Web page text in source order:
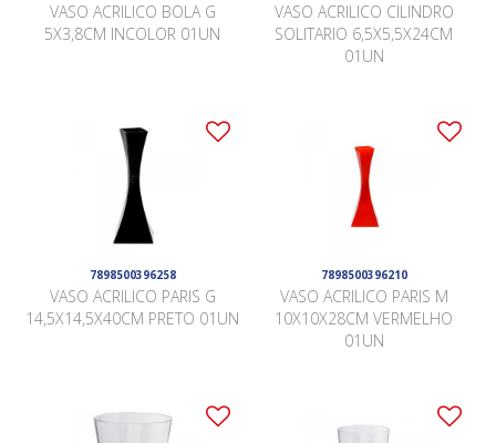
VASO ACRILICO BOLA G
5X3,8CM INCOLOR 01UN
VASO ACRILICO CILINDRO
SOLITARIO 6,5X5,5X24CM
01UN
7898500396258
VASO ACRILICO PARIS G
14,5X14,5X40CM PRETO 01UN
7898500396210
VASO ACRILICO PARIS M
10X10X28CM VERMELHO
01UN